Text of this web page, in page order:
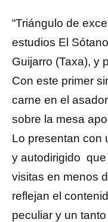
“Triángulo de
estudios El
Guijarro (Taxa), y
Con este primer
carne en el
sobre la mesa
Lo presentan con
y autodirigido
visitas en menos
reflejan el
peculiar y un